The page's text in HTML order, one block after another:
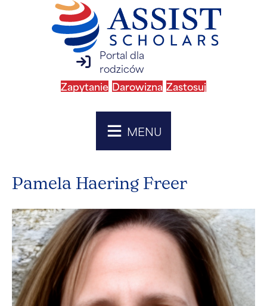
logowanie do portalu rodzica
Portal dla
rodziców
Zapytanie Darowizna Zastosuj
MENU
Pamela Haering Freer